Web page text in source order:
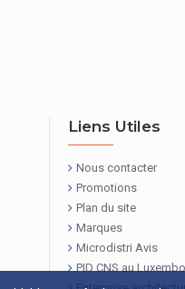
Liens Utiles
Nous contacter
Promotions
Plan du site
Marques
Microdistri Avis
PID CNS au